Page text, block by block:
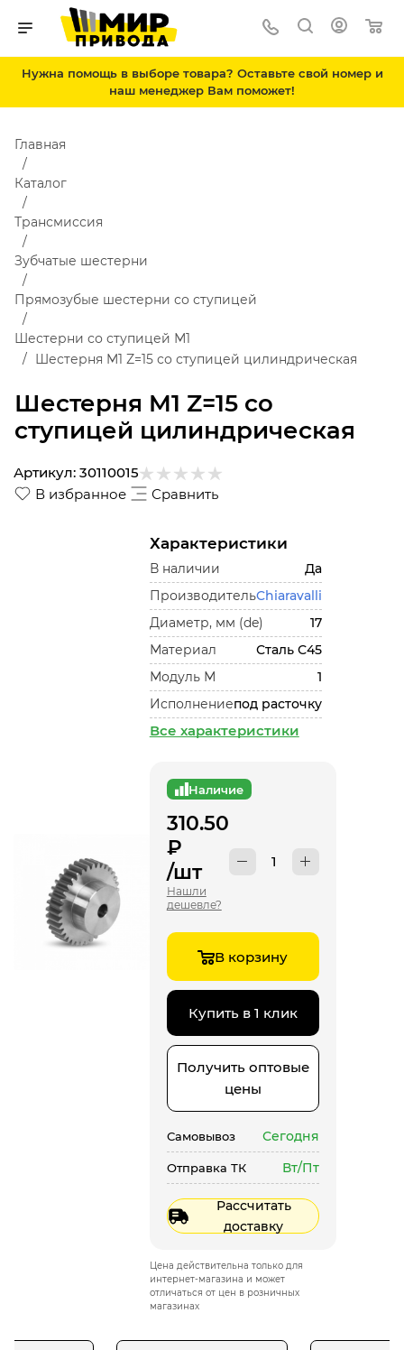
Нужна помощь в выборе товара? Оставьте свой номер и
наш менеджер Вам поможет!
Шестерня M1 Z=15 со
ступицей цилиндрическая
Главная
Каталог
Трансмиссия
Зубчатые шестерни
Прямозубые шестерни со ступицей
Шестерни со ступицей М1
Шестерня M1 Z=15 со ступицей цилиндрическая
В избранное Сравнить
Артикул: 30110015
Характеристики
В наличии
Да
ПроизводительChiaravalli
Диаметр, мм (de)
17
Материал
Сталь С45
Модуль М
1
Исполнениепод расточку
Все характеристики
Наличие
310.50
₽
/шт
Нашли
дешевле?
В корзину
Купить в 1 клик
Получить оптовые
цены
Самовывоз Сегодня
Отправка ТК Вт/Пт
Рассчитать
доставку
Цена действительна только для
интернет-магазина и может
отличаться от цен в розничных
магазинах